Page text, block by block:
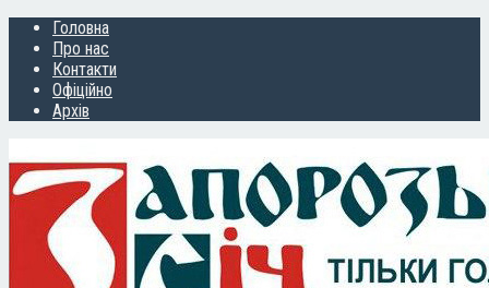
Головна
Про нас
Контакти
Офіційно
Архів